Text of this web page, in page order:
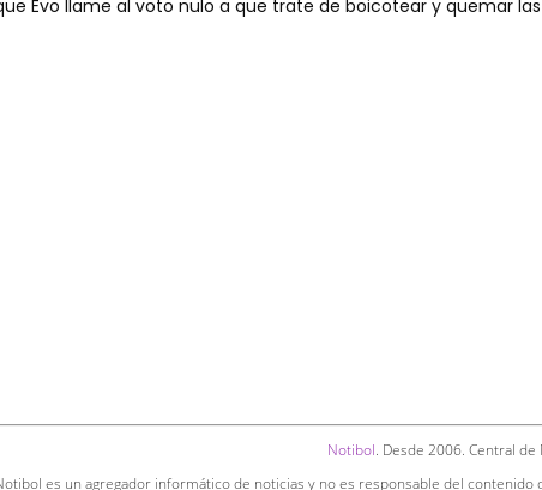
Evo llame al voto nulo a que trate de boicotear y quemar las
Notibol. Desde 2006. Central de
es un agregador informático de noticias y no es responsable del